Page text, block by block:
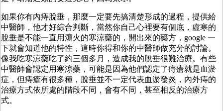
如果你有內痔脫垂，那麼一定要先搞清楚形成的過程，提供給
中醫師，他才好綜合判斷，當然你自己心裡要有個底，虛寒的
脫垂是不能一直用瀉火的寒涼藥的，開出來的藥方，google 一
下就會知道他的特性，這時你得和你的中醫師做充分的討論。
像我吃寒涼藥吃了約三個多月，造成我的脫垂很難治療。有些
中醫師會認定用寒涼藥，可能是因為他們認定了痔瘡就是血淤
症，但痔瘡有很多種，脫垂並不一定代表血淤發炎，內外痔的
治療方式依所處的階段不同，會有不同，甚至相反的治療方
式。